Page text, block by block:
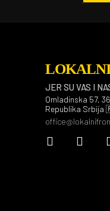
JER SU VAS I
Omladinska 57,
Republika